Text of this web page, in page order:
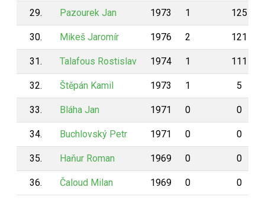
29. Pazourek Jan 1973 1 125
30. Mikeš Jaromír 1976 2 121
31. Talafous Rostislav 1974 1 111
32. Štěpán Kamil 1973 1 5
33. Bláha Jan 1971 0 0
34. Buchlovský Petr 1971 0 0
35. Haňur Roman 1969 0 0
36. Čaloud Milan 1969 0 0